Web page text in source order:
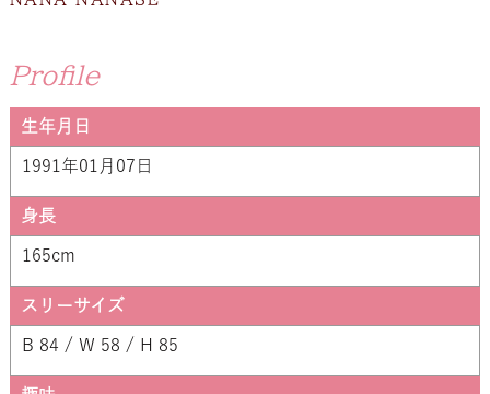
Profile
生年月日
1991年01月07日
身長
165cm
スリーサイズ
B 84 / W 58 / H 85